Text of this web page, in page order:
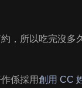
，所以吃完沒多
係採用創用 CC